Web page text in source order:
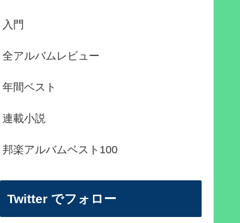
入門
全アルバムレビュー
年間ベスト
連載小説
邦楽アルバムベスト100
Twitter でフォロー